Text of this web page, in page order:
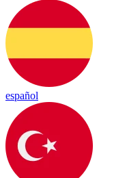
español